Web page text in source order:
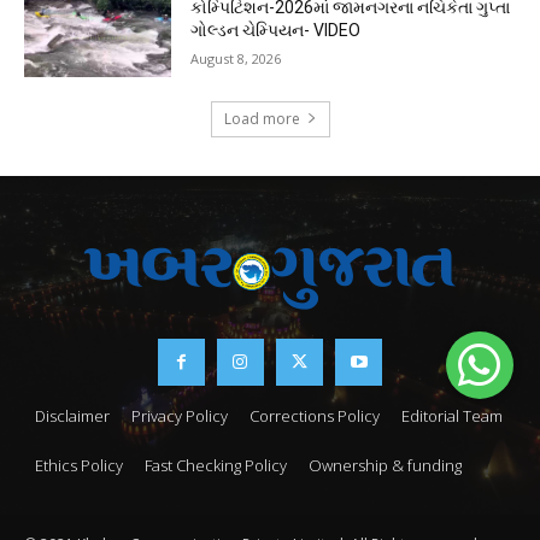
કોમ્પિટિશન-2026માં જામનગરના નચિકેતા ગુપ્તા
ગોલ્ડન ચેમ્પિયન- VIDEO
August 8, 2026
Load more
Disclaimer Privacy Policy Corrections Policy Editorial Team
Ethics Policy Fast Checking Policy Ownership & funding